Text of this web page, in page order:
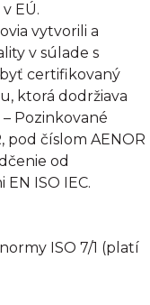
EÚ.
vytvorili a
v súlade s
certifikovaný
ktorá dodržiava
– Pozinkované
číslom AENOR
od
ISO IEC.
ISO 7/1 (platí